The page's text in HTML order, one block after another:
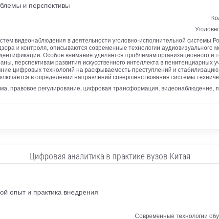
и перспективы
видеонаблюдения в деятельности уголовно-исполнительной системы
и контроля, описываются современные технологии аудиовизуального
Особое внимание уделяется проблемам организационного и
перспективам развития искусственного интеллекта в пенитенциарных
цифровых технологий на раскрываемость преступлений и
в определении направлений совершенствования системы
правовое регулирование, цифровая трансформация, видеонаблюдение,
Цифровая аналитика в практике вузов Китая
опыт и практика внедрения
Современные технологии